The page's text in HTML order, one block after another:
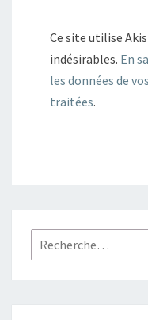
Ce site utilise
indésirables. En
les données de
traitées.
Rechercher :